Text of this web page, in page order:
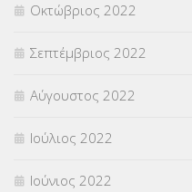
Οκτώβριος 2022
Σεπτέμβριος 2022
Αύγουστος 2022
Ιούλιος 2022
Ιούνιος 2022